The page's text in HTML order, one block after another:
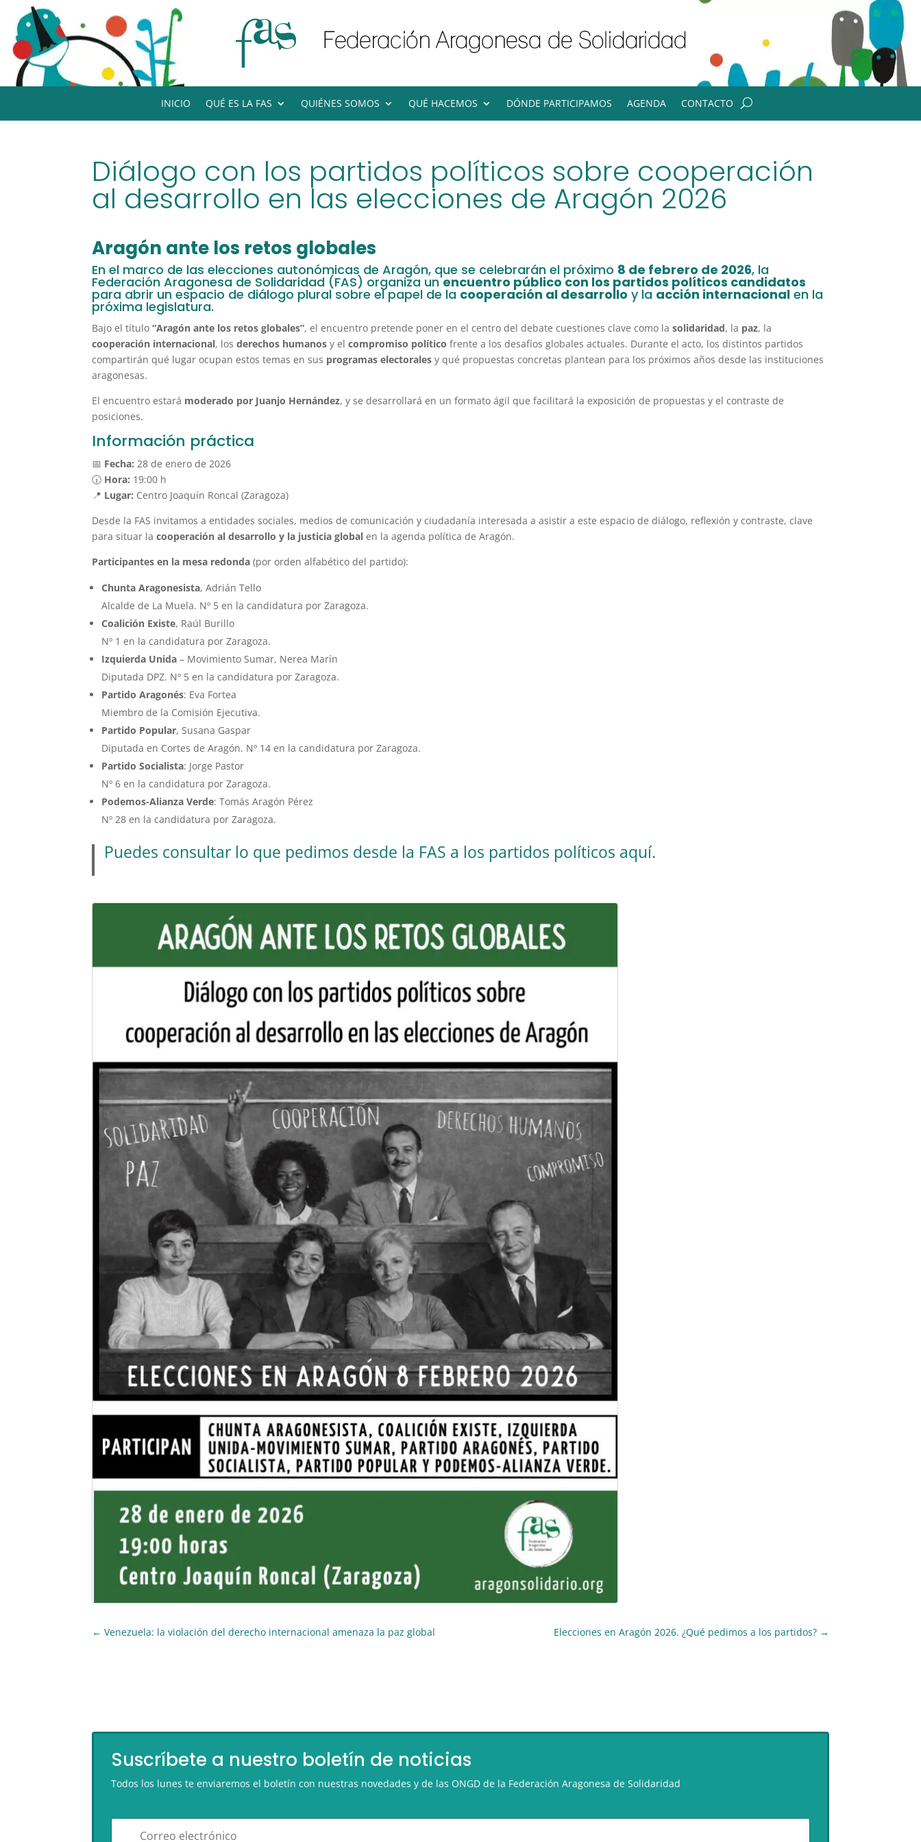
INICIO QUÉ ES LA FAS QUIÉNES SOMOS QUÉ HACEMOS DÓNDE PARTICIPAMOS AGENDA CONTACTO
Diálogo con los partidos políticos sobre cooperación
al desarrollo en las elecciones de Aragón 2026
Aragón ante los retos globales
En el marco de las elecciones autonómicas de Aragón, que se celebrarán el próximo 8 de febrero de 2026, la
Federación Aragonesa de Solidaridad (FAS) organiza unencuentro público con los partidos políticos candidatos
para abrir un espacio de diálogo plural sobre el papel de la cooperación al desarrollo y la acción internacional en la
próxima legislatura.
Bajo el título“Aragón ante los retos globales”, el encuentro pretende poner en el centro del debate cuestiones clave como lasolidaridad, la paz, la
cooperación internacional, losderechos humanos y elcompromiso político frente a los desafíos globales actuales. Durante el acto, los distintos partidos
compartirán qué lugar ocupan estos temas en sus programas electorales y qué propuestas concretas plantean para los próximos años desde las instituciones
aragonesas.
El encuentro estará moderado por Juanjo Hernández, y se desarrollará en un formato ágil que facilitará la exposición de propuestas y el contraste de
posiciones.
Información práctica
📅 Fecha: 28 de enero de 2026
🕡 Hora: 19:00 h
📍 Lugar: Centro Joaquín Roncal (Zaragoza)
Desde la FAS invitamos a entidades sociales, medios de comunicación y ciudadanía interesada a asistir a este espacio de diálogo, reflexión y contraste, clave
para situar lacooperación al desarrollo y la justicia global en la agenda política de Aragón.
Participantes en la mesa redonda (por orden alfabético del partido):
Chunta Aragonesista, Adrián Tello
Alcalde de La Muela. Nº 5 en la candidatura por Zaragoza.
Coalición Existe, Raúl Burillo
Nº 1 en la candidatura por Zaragoza.
Izquierda Unida – Movimiento Sumar, Nerea Marín
Diputada DPZ. Nº 5 en la candidatura por Zaragoza.
Partido Aragonés: Eva Fortea
Miembro de la Comisión Ejecutiva.
Partido Popular, Susana Gaspar
Diputada en Cortes de Aragón. Nº 14 en la candidatura por Zaragoza.
Partido Socialista: Jorge Pastor
Nº 6 en la candidatura por Zaragoza.
Podemos-Alianza Verde: Tomás Aragón Pérez
Nº 28 en la candidatura por Zaragoza.
Puedes consultar lo que pedimos desde la FAS a los partidos políticos aquí.
←Venezuela: la violación del derecho internacional amenaza la paz global Elecciones en Aragón 2026. ¿Qué pedimos a los partidos?→
Suscríbete a nuestro boletín de noticias
Todos los lunes te enviaremos el boletín con nuestras novedades y de las ONGD de la Federación Aragonesa de Solidaridad